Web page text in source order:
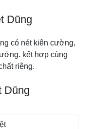
Dũng
có nét kiên cường,
kết hợp cùng
riêng.
Dũng